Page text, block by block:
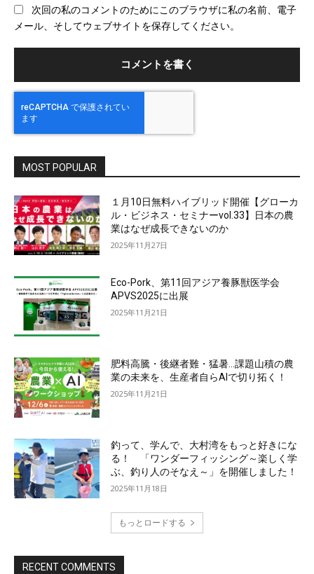
次回の私のコメントのためにこのブラウザに私の名前、電子
メール、そしてウェブサイトを保存してください。
MOST POPULAR
１月10日無料ハイブリッド開催【グローカ
ル・ビジネス・セミナーvol.33】日本の農
業はなぜ成長できないのか
2025年11月27日
Eco-Pork、第11回アジア養豚獣医学会
APVS2025に出展
2025年11月21日
肥料高騰・後継者難・猛暑…課題山積の農
業の未来を、生産者自らAIで切り拓く！
2025年11月21日
釣って、学んで、大村湾をもっと好きにな
る！ 「ワンダーフィッシング～楽しく学
ぶ、釣り人のそなえ～」を開催しました！
2025年11月18日
もっとロードする
RECENT COMMENTS